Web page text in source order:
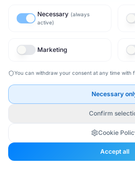
transfer). Privacy Policy
Necessary (always
active)
Marketing
You can withdraw your consent at any time with
Necessary
Confirm
Cookie
Accept all